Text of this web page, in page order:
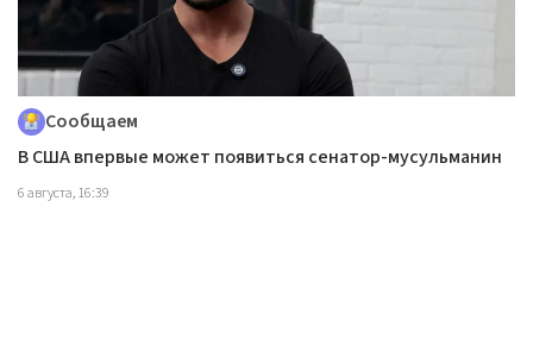
Сообщаем
В США впервые может появиться сенатор-мусульманин
6 августа, 16:39